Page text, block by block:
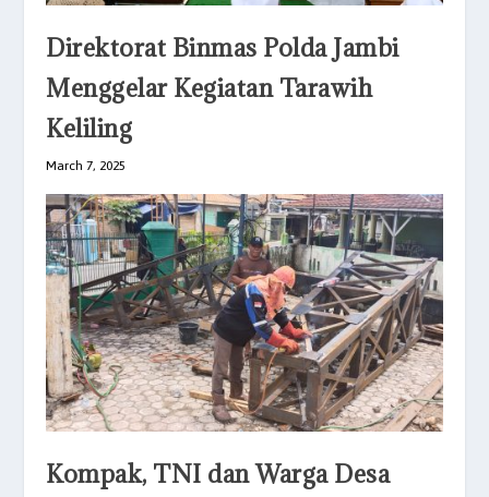
Direktorat Binmas Polda Jambi
Menggelar Kegiatan Tarawih
Keliling
March 7, 2025
Kompak, ​TNI dan Warga Desa